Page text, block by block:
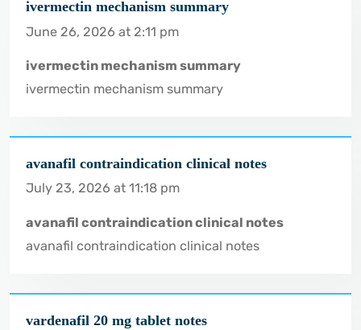
ivermectin mechanism summary
June 26, 2026 at 2:11 pm
ivermectin mechanism summary
ivermectin mechanism summary
avanafil contraindication clinical notes
July 23, 2026 at 11:18 pm
avanafil contraindication clinical notes
avanafil contraindication clinical notes
vardenafil 20 mg tablet notes